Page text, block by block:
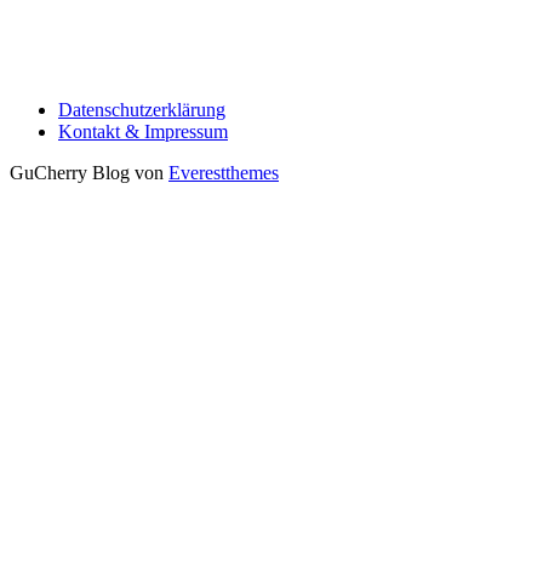
Datenschutzerklärung
Kontakt & Impressum
GuCherry Blog von Everestthemes